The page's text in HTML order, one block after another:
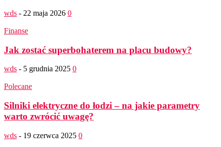
wds - 22 maja 2026 0
Finanse
Jak zostać superbohaterem na placu budowy?
wds - 5 grudnia 2025 0
Polecane
Silniki elektryczne do łodzi – na jakie parametry
warto zwrócić uwagę?
wds - 19 czerwca 2025 0